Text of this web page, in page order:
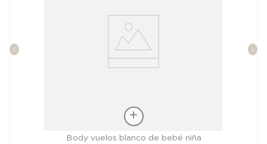
Body vuelos blanco de bebé niña